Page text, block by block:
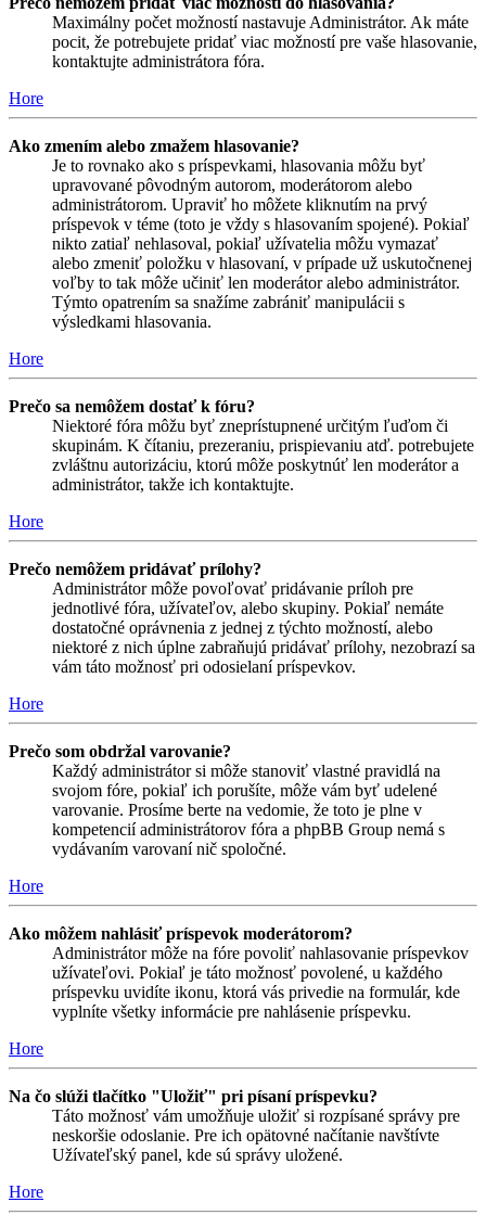
Maximálny počet možností nastavuje Administrátor. Ak máte
pocit, že potrebujete pridať viac možností pre vaše hlasovanie,
kontaktujte administrátora fóra.
Hore
Ako zmením alebo zmažem hlasovanie?
Je to rovnako ako s príspevkami, hlasovania môžu byť
upravované pôvodným autorom, moderátorom alebo
administrátorom. Upraviť ho môžete kliknutím na prvý
príspevok v téme (toto je vždy s hlasovaním spojené). Pokiaľ
nikto zatiaľ nehlasoval, pokiaľ užívatelia môžu vymazať
alebo zmeniť položku v hlasovaní, v prípade už uskutočnenej
voľby to tak môže učiniť len moderátor alebo administrátor.
Týmto opatrením sa snažíme zabrániť manipulácii s
výsledkami hlasovania.
Hore
Prečo sa nemôžem dostať k fóru?
Niektoré fóra môžu byť zneprístupnené určitým ľuďom či
skupinám. K čítaniu, prezeraniu, prispievaniu atď. potrebujete
zvláštnu autorizáciu, ktorú môže poskytnúť len moderátor a
administrátor, takže ich kontaktujte.
Hore
Prečo nemôžem pridávať prílohy?
Administrátor môže povoľovať pridávanie príloh pre
jednotlivé fóra, užívateľov, alebo skupiny. Pokiaľ nemáte
dostatočné oprávnenia z jednej z týchto možností, alebo
niektoré z nich úplne zabraňujú pridávať prílohy, nezobrazí sa
vám táto možnosť pri odosielaní príspevkov.
Hore
Prečo som obdržal varovanie?
Každý administrátor si môže stanoviť vlastné pravidlá na
svojom fóre, pokiaľ ich porušíte, môže vám byť udelené
varovanie. Prosíme berte na vedomie, že toto je plne v
kompetencií administrátorov fóra a phpBB Group nemá s
vydávaním varovaní nič spoločné.
Hore
Ako môžem nahlásiť príspevok moderátorom?
Administrátor môže na fóre povoliť nahlasovanie príspevkov
užívateľovi. Pokiaľ je táto možnosť povolené, u každého
príspevku uvidíte ikonu, ktorá vás privedie na formulár, kde
vyplníte všetky informácie pre nahlásenie príspevku.
Hore
Na čo slúži tlačítko "Uložiť" pri písaní príspevku?
Táto možnosť vám umožňuje uložiť si rozpísané správy pre
neskoršie odoslanie. Pre ich opätovné načítanie navštívte
Užívateľský panel, kde sú správy uložené.
Hore